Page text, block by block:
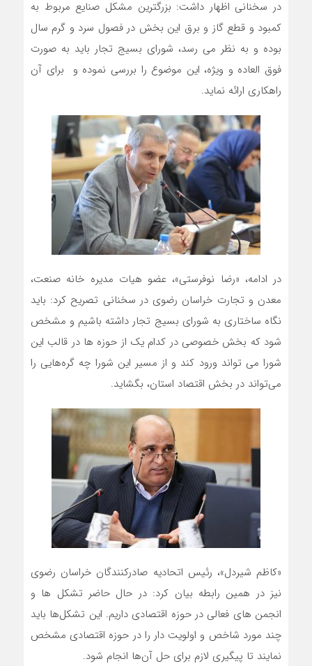
در سخنانی اظهار داشت: بزرگترین مشکل صنایع مربوط به
کمبود و قطع گاز و برق این بخش در فصول سرد و گرم سال
بوده و به نظر می رسد، شورای بسیج تجار باید به صورت
فوق العاده و ویژه، این موضوع را بررسی نموده و برای آن
راهکاری ارائه نماید.
در ادامه، «رضا نوفرستی»، عضو هیات مدیره خانه صنعت،
معدن و تجارت خراسان رضوی در سخنانی تصریح کرد: باید
نگاه ساختاری به شورای بسیج تجار داشته باشیم و مشخص
شود که بخش خصوصی در کدام یک از حوزه ها در قالب این
شورا می تواند ورود کند و از مسیر این شورا چه گره‌هایی را
می‌تواند در بخش اقتصاد استان، بگشاید.
«کاظم شیردل»، رئیس اتحادیه صادرکنندگان خراسان رضوی
نیز در همین رابطه بیان کرد: در حال حاضر تشکل ها و
انجمن های فعالی در حوزه اقتصادی داریم. این تشکل‌ها باید
چند مورد شاخص و اولویت دار را در حوزه اقتصادی مشخص
نمایند تا پیگیری لازم برای حل آن‌ها انجام شود.